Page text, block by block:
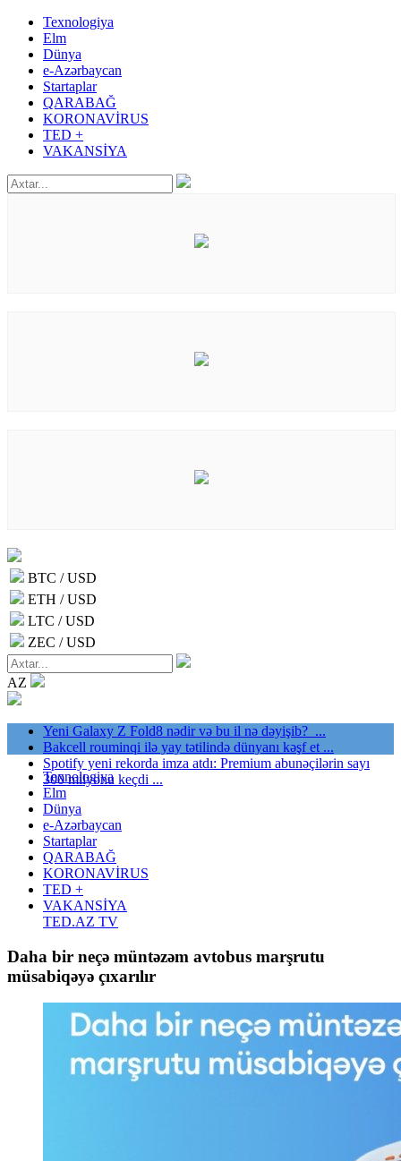
Texnologiya
Elm
Dünya
e-Azərbaycan
Startaplar
QARABAĞ
KORONAVİRUS
TED +
VAKANSİYA
BTC / USD
ETH / USD
LTC / USD
ZEC / USD
AZ
Yeni Galaxy Z Fold8 nədir və bu il nə dəyişib? ...
Bakcell rouminqi ilə yay tətilində dünyanı kəşf et ...
Spotify yeni rekorda imza atdı: Premium abunəçilərin sayı
300 milyonu keçdi ...
Texnologiya
Elm
Dünya
e-Azərbaycan
Startaplar
QARABAĞ
KORONAVİRUS
TED +
VAKANSİYA
TED.AZ TV
Daha bir neçə müntəzəm avtobus marşrutu
müsabiqəyə çıxarılır